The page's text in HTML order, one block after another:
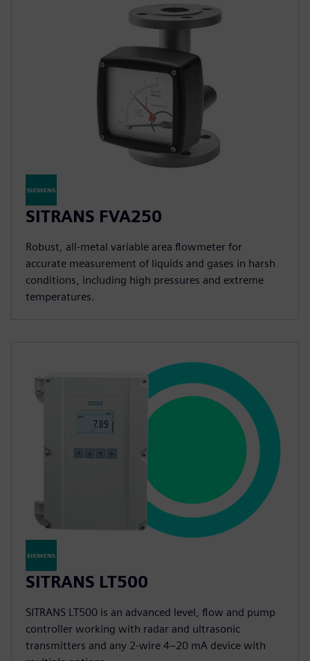
SITRANS FVA250
Robust, all-metal variable area flowmeter for
accurate measurement of liquids and gases in harsh
conditions, including high pressures and extreme
temperatures.
SITRANS LT500
SITRANS LT500 is an advanced level, flow and pump
controller working with radar and ultrasonic
transmitters and any 2-wire 4–20 mA device with